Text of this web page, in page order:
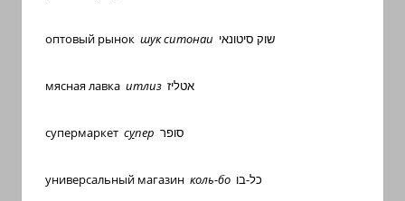
переводом
арабский
иврит
оптовый рынок шук ситонаи שוק סיטונאי
мясная лавка итлиз אטליז
супермаркет супер סופר
универсальный магазин коль-бо כל-בו